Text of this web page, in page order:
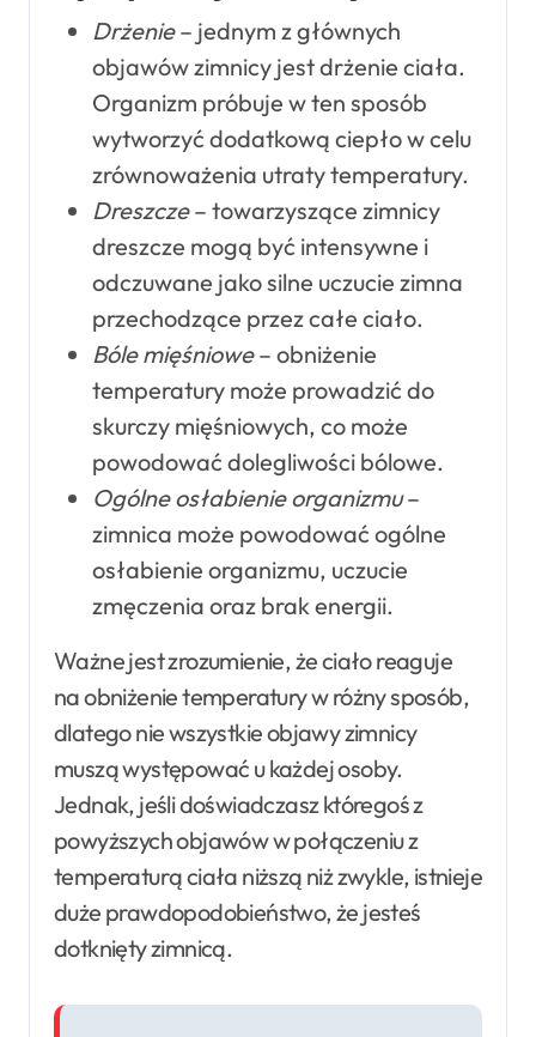
Drżenie– jednym z głównych
objawów zimnicy jest drżenie ciała.
Organizm próbuje w ten sposób
wytworzyć dodatkową ciepło w celu
zrównoważenia utraty temperatury.
Dreszcze– towarzyszące zimnicy
dreszcze mogą być intensywne i
odczuwane jako silne uczucie zimna
przechodzące przez całe ciało.
Bóle mięśniowe– obniżenie
temperatury może prowadzić do
skurczy mięśniowych, co może
powodować dolegliwości bólowe.
Ogólne osłabienie organizmu–
zimnica może powodować ogólne
osłabienie organizmu, uczucie
zmęczenia oraz brak energii.
Ważne jest zrozumienie, że ciało reaguje
na obniżenie temperatury w różny sposób,
dlatego nie wszystkie objawy zimnicy
muszą występować u każdej osoby.
Jednak, jeśli doświadczasz któregoś z
powyższych objawów w połączeniu z
temperaturą ciała niższą niż zwykle, istnieje
duże prawdopodobieństwo, że jesteś
dotknięty zimnicą.